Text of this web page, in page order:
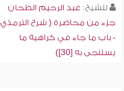
للشيخ: عبد الرحيم الطحان
جزء من محاضرة ( شرح الترمذي
- باب ما جاء في كراهية ما
يستنجى به [30])